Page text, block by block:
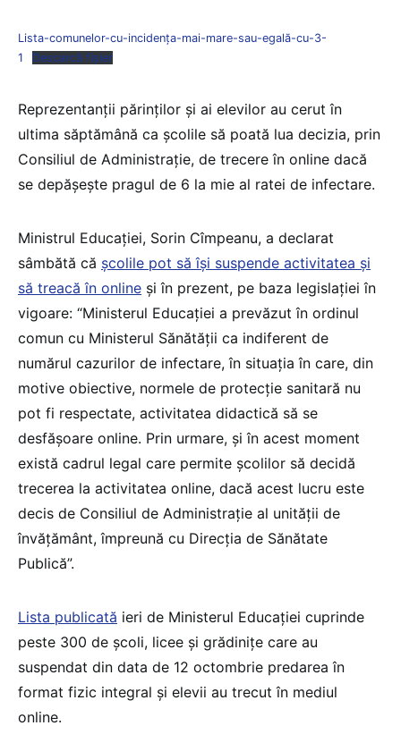
Lista-comunelor-cu-incidența-mai-mare-sau-egală-cu-3-
1
Descarcă fișier
Reprezentanții părinților și ai elevilor au cerut în
ultima săptămână ca școlile să poată lua decizia, prin
Consiliul de Administrație, de trecere în online dacă
se depășește pragul de 6 la mie al ratei de infectare.
Ministrul Educației, Sorin Cîmpeanu, a declarat
sâmbătă că școlile pot să își suspende activitatea și
să treacă în online și în prezent, pe baza legislației în
vigoare: “Ministerul Educației a prevăzut în ordinul
comun cu Ministerul Sănătății ca indiferent de
numărul cazurilor de infectare, în situația în care, din
motive obiective, normele de protecție sanitară nu
pot fi respectate, activitatea didactică să se
desfășoare online. Prin urmare, și în acest moment
există cadrul legal care permite școlilor să decidă
trecerea la activitatea online, dacă acest lucru este
decis de Consiliul de Administrație al unității de
învățământ, împreună cu Direcția de Sănătate
Publică”.
Lista publicată ieri de Ministerul Educației cuprinde
peste 300 de școli, licee și grădinițe care au
suspendat din data de 12 octombrie predarea în
format fizic integral și elevii au trecut în mediul
online.